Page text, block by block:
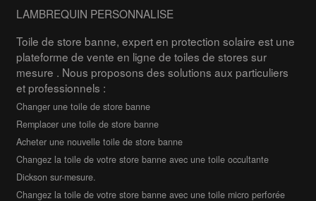
LAMBREQUIN PERSONNALISE
Toile de store banne, expert en protection solaire est une
plateforme de vente en ligne de toiles de stores sur
mesure . Nous proposons des solutions aux particuliers
et professionnels :
Changer une toile de store banne
Remplacer une toile de store banne
Acheter une nouvelle toile de store banne
Changez la toile de votre store banne avec une toile occultante
Dickson sur-mesure.
Changez la toile de votre store banne avec une toile micro perforée